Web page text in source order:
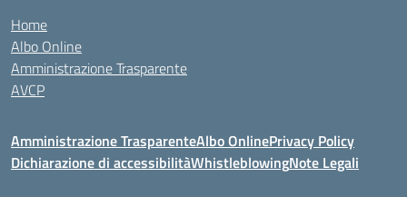
Home
Albo Online
Amministrazione Trasparente
AVCP
Amministrazione TrasparenteAlbo OnlinePrivacy Policy
Dichiarazione di accessibilitàWhistleblowingNote Legali